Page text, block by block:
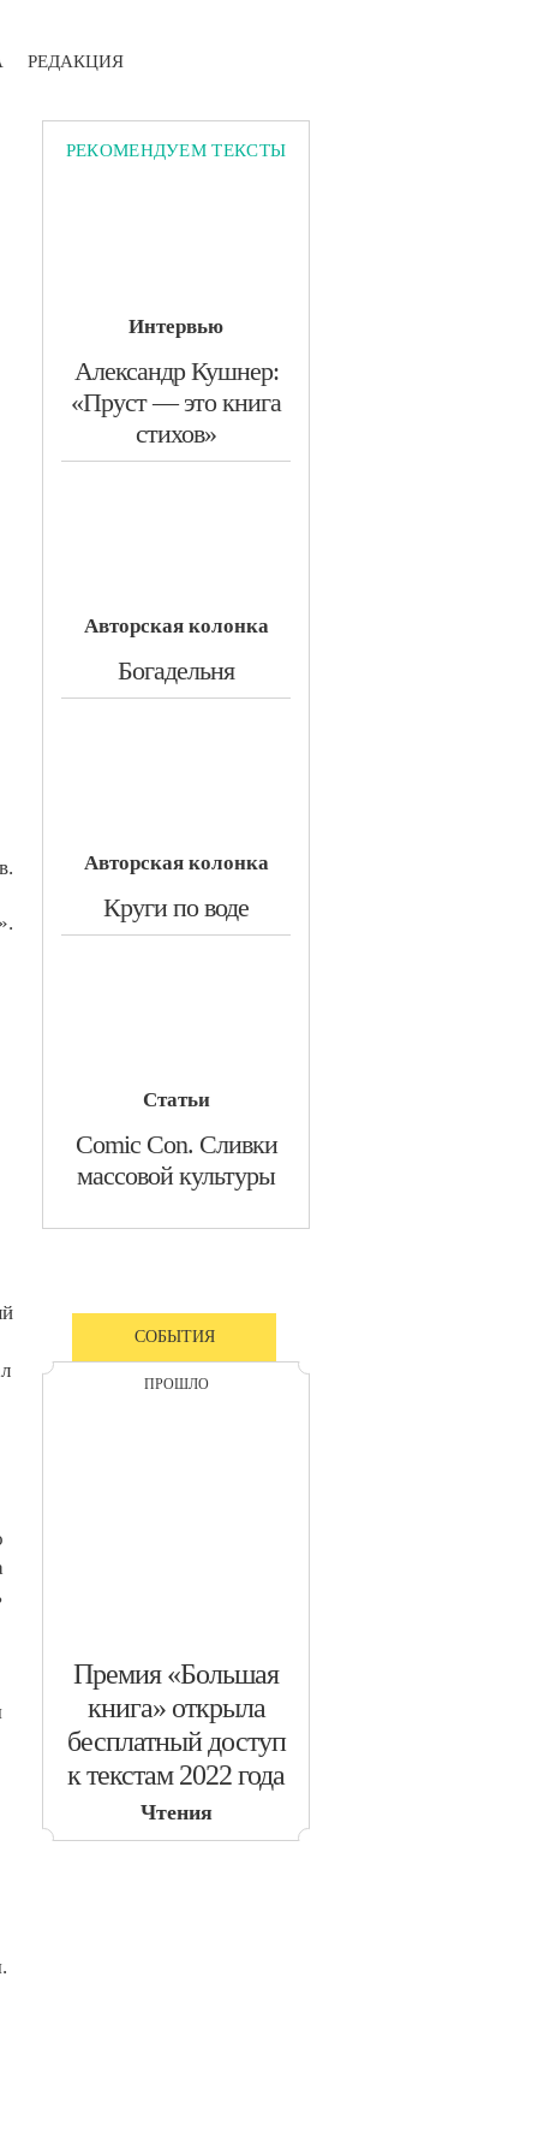
РЕДАКЦИЯ
РЕКОМЕНДУЕМ ТЕКСТЫ
Интервью
​Александр Кушнер:
«Пруст — это книга
стихов»
Авторская колонка
​Богадельня
Авторская колонка
​Круги по воде
Статьи
Comic Con. Сливки
массовой культуры
СОБЫТИЯ
ПРОШЛО
​Премия «Большая
книга» открыла
бесплатный доступ
к текстам 2022 года
Чтения